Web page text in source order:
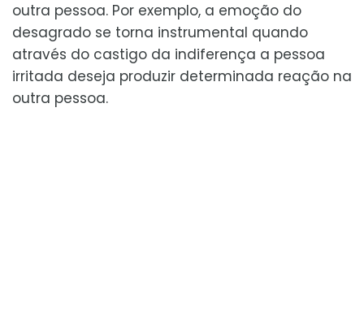
outra pessoa. Por exemplo, a emoção do
desagrado se torna instrumental quando
através do castigo da indiferença a pessoa
irritada deseja produzir determinada reação na
outra pessoa.